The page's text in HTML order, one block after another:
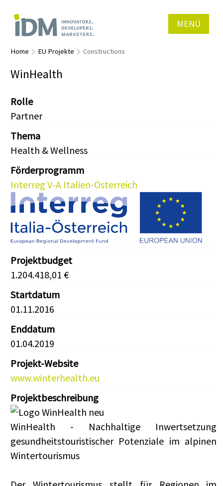
MENÜ
Home EU Projekte Constructions
WinHealth
Rolle
Partner
Thema
Health & Wellness
Förderprogramm
Interreg V-A Italien-Österreich
Projektbudget
1.204.418,01 €
Startdatum
01.11.2016
Enddatum
01.04.2019
Projekt-Website
www.winterhealth.eu
Projektbeschreibung
WinHealth - Nachhaltige Inwertsetzung
gesundheitstouristischer Potenziale im alpinen
Wintertourismus